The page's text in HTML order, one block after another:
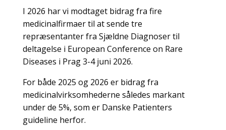
I 2026 har vi modtaget bidrag fra fire
medicinalfirmaer til at sende tre
repræsentanter fra Sjældne Diagnoser til
deltagelse i European Conference on Rare
Diseases i Prag 3-4 juni 2026.
For både 2025 og 2026 er bidrag fra
medicinalvirksomhederne således markant
under de 5%, som er Danske Patienters
guideline herfor.